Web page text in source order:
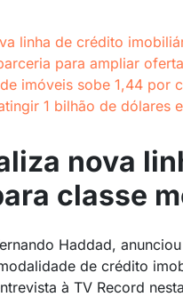
linha de crédito
para ampliar
imóveis sobe 1,44 por
1 bilhão de dólares
nova
classe
Haddad,
de crédito
à TV Record